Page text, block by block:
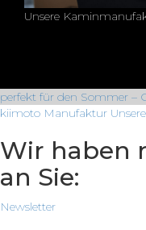
Unsere
perfekt für den Sommer –
kiimoto Manufaktur
Wir haben
an Sie:
Newsletter